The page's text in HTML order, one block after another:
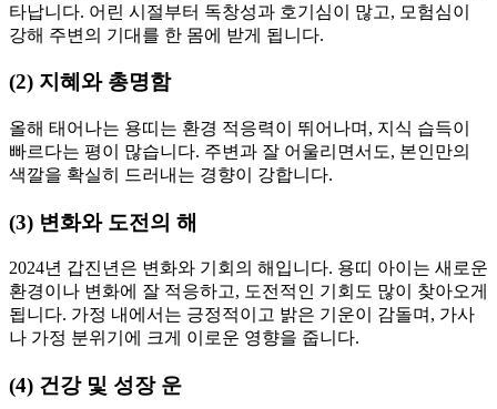
타납니다. 어린 시절부터 독창성과 호기심이 많고, 모험심이
강해 주변의 기대를 한 몸에 받게 됩니다.
(2) 지혜와 총명함
올해 태어나는 용띠는 환경 적응력이 뛰어나며, 지식 습득이
빠르다는 평이 많습니다. 주변과 잘 어울리면서도, 본인만의
색깔을 확실히 드러내는 경향이 강합니다.
(3) 변화와 도전의 해
2024년 갑진년은 변화와 기회의 해입니다. 용띠 아이는 새로운
환경이나 변화에 잘 적응하고, 도전적인 기회도 많이 찾아오게
됩니다. 가정 내에서는 긍정적이고 밝은 기운이 감돌며, 가사
나 가정 분위기에 크게 이로운 영향을 줍니다.
(4) 건강 및 성장 운